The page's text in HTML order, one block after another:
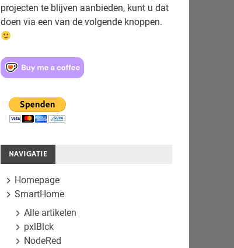
projecten te blijven aanbieden, kunt u dat
doen via een van de volgende knoppen.
NAVIGATIE
Homepage
SmartHome
Alle artikelen
pxlBlck
NodeRed